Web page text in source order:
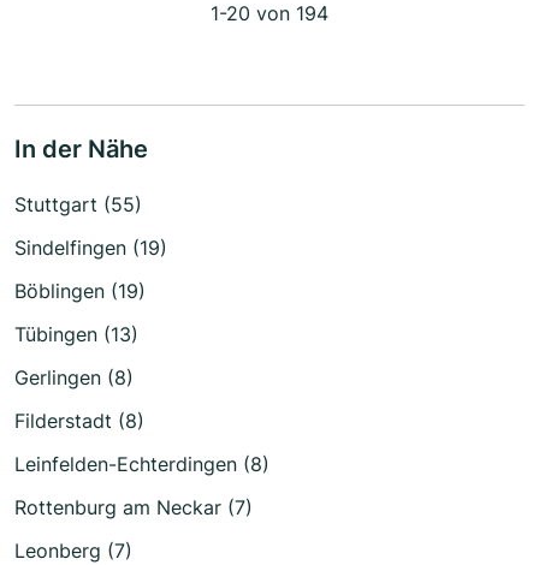
1-20 von 194
In der Nähe
Stuttgart (55)
Sindelfingen (19)
Böblingen (19)
Tübingen (13)
Gerlingen (8)
Filderstadt (8)
Leinfelden-Echterdingen (8)
Rottenburg am Neckar (7)
Leonberg (7)